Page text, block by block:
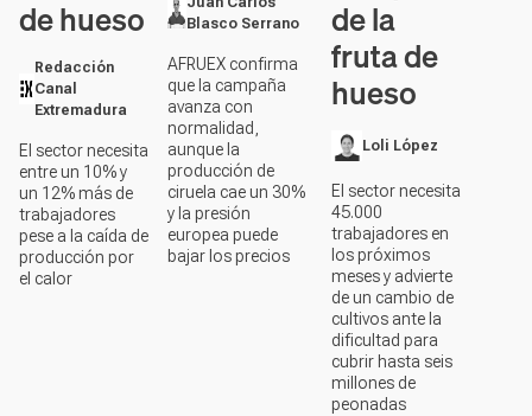
de hueso
Redacción
Canal
Extremadura
El sector necesita
entre un 10% y
un 12% más de
trabajadores
pese a la caída de
producción por
el calor
Blasco Serrano
AFRUEX confirma
que la campaña
avanza con
normalidad,
aunque la
producción de
ciruela cae un 30%
y la presión
europea puede
bajar los precios
de la
fruta de
hueso
Loli López
El sector necesita
45.000
trabajadores en
los próximos
meses y advierte
de un cambio de
cultivos ante la
dificultad para
cubrir hasta seis
millones de
peonadas